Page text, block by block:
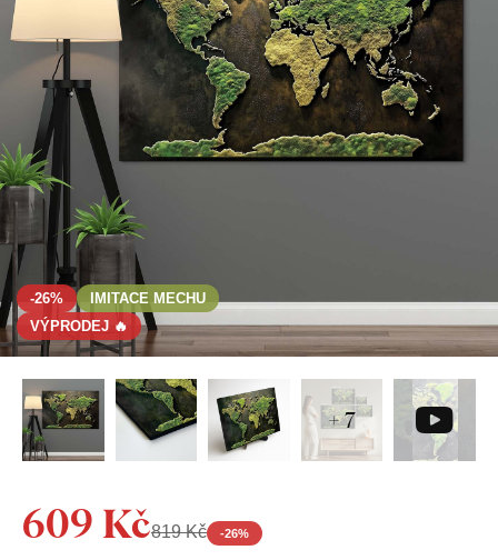
-26%
IMITACE MECHU
VÝPRODEJ 🔥
+ 7
609 Kč819 Kč -26%